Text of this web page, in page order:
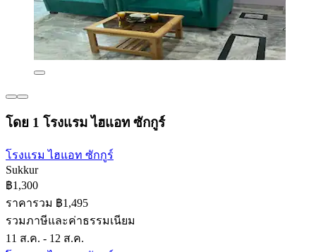
โดย 1 โรงแรม ไฮแอท ซักกูร์
โรงแรม ไฮแอท ซักกูร์
Sukkur
฿1,300
ราคารวม ฿1,495
รวมภาษีและค่าธรรมเนียม
11 ส.ค. - 12 ส.ค.